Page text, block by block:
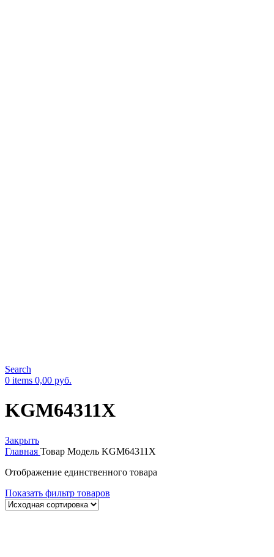
Search
0 items 0,00 руб.
KGM64311X
Закрыть
Главная Товар Модель KGM64311X
Отображение единственного товара
Показать фильтр товаров